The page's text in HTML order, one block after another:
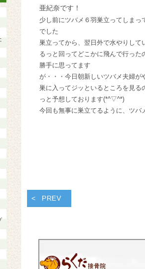
亜紀奈です！
少し前にツバメ６羽巣立ってしま
でした
巣立ってから、翌日外で水やりして
るっと回ってどこかに飛んで行った
勝手に思ってます
が・・・今日朝新しいツバメ夫婦が
巣に入ってジッといるところを見る
っと予想しております(*^▽^*)
今回も無事に巣立てるように、ツバ
PREV